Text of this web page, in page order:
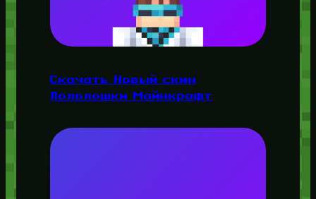
Скачать Новый скин
Лололошки Майнкрафт